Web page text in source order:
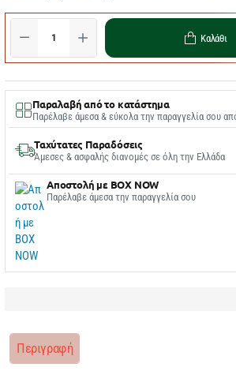
Καλάθι
Παραλαβή από το κατάστημα
Παρέλαβε άμεσα & εύκολα την παραγγελία σου
Ταχύτατες Παραδόσεις
Άμεσες & ασφαλής διανομές σε όλη την Ελλάδα
Αποστολή με BOX NOW
Παρέλαβε άμεσα την παραγγελία σου
Περιγραφή